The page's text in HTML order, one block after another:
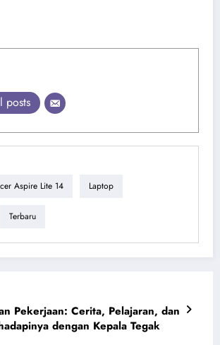
posts
Aspire Lite 14 Laptop
Terbaru
Pekerjaan: Cerita, Pelajaran, dan
dengan Kepala Tegak